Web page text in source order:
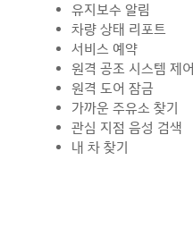
유지보수 알림
차량 상태 리포트
서비스 예약
원격 공조 시스템 제어
원격 도어 잠금
가까운 주유소 찾기
관심 지점 음성 검색
내 차 찾기